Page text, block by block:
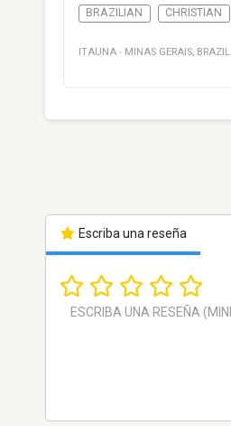
BRAZILIAN CHRISTIAN
ITAUNA · MINAS GERAIS, BRAZIL
Escriba una reseña